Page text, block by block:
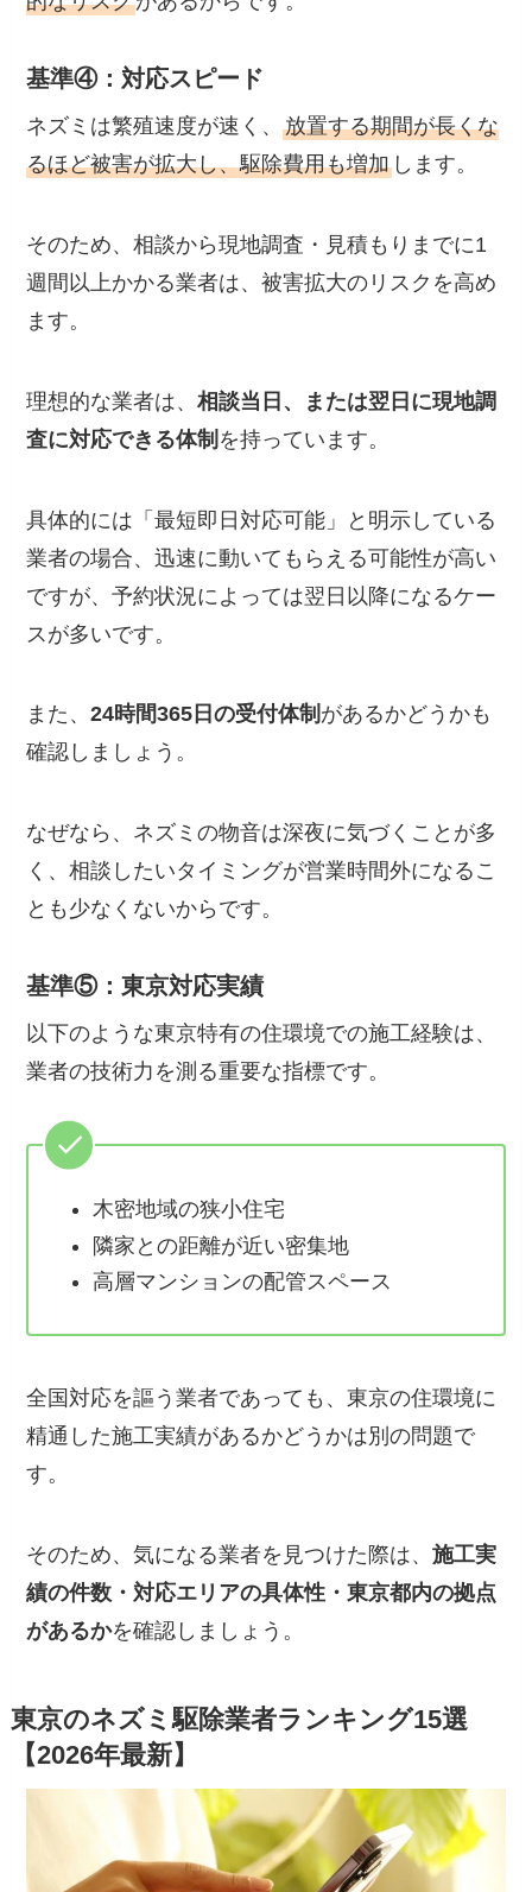
基準④：対応スピード
ネズミは繁殖速度が速く、放置する期間が長くな
るほど被害が拡大し、駆除費用も増加 します。
そのため、相談から現地調査・見積もりまでに1
週間以上かかる業者は、被害拡大のリスクを高め
ます。
理想的な業者は、相談当日、または翌日に現地調
査に対応できる体制 を持っています。
具体的には「最短即日対応可能」と明示している
業者の場合、迅速に動いてもらえる可能性が高い
ですが、予約状況によっては翌日以降になるケー
スが多いです。
また、24時間365日の受付体制 があるかどうかも
確認しましょう。
なぜなら、ネズミの物音は深夜に気づくことが多
く、相談したいタイミングが営業時間外になるこ
とも少なくないからです。
基準⑤：東京対応実績
以下のような東京特有の住環境での施工経験は、
業者の技術力を測る重要な指標です。
木密地域の狭小住宅
隣家との距離が近い密集地
高層マンションの配管スペース
全国対応を謳う業者であっても、東京の住環境に
精通した施工実績があるかどうかは別の問題で
す。
そのため、気になる業者を見つけた際は、施工実
績の件数・対応エリアの具体性・東京都内の拠点
があるかを確認しましょう。
東京のネズミ駆除業者ランキング15選
【2026年最新】